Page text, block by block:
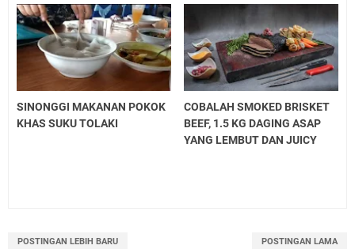
SINONGGI MAKANAN POKOK
KHAS SUKU TOLAKI
COBALAH SMOKED BRISKET
BEEF, 1.5 KG DAGING ASAP
YANG LEMBUT DAN JUICY
POSTINGAN LEBIH BARU POSTINGAN LAMA